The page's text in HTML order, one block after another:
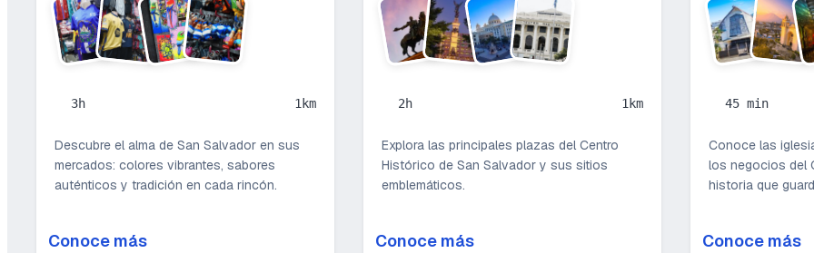
3h 1km
Descubre el alma de San Salvador en sus
mercados: colores vibrantes, sabores
auténticos y tradición en cada rincón.
Conoce más
2h 1km
Explora las principales plazas del Centro
Histórico de San Salvador y sus sitios
emblemáticos.
Conoce más
45 min
Conoce las
los negocios del
historia que
Conoce más